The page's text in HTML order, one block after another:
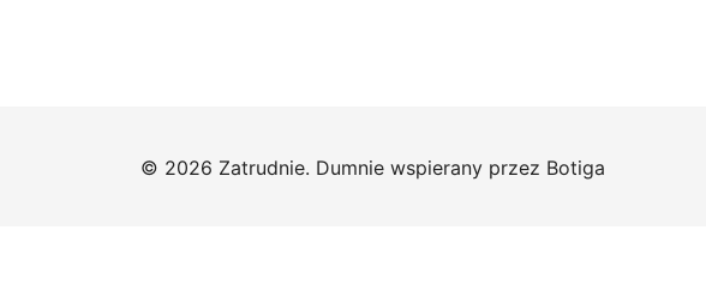
© 2026 Zatrudnie. Dumnie wspierany przez Botiga